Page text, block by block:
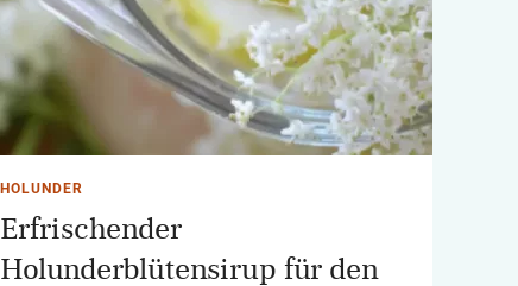
HOLUNDER
Erfrischender
Holunderblütensirup für den